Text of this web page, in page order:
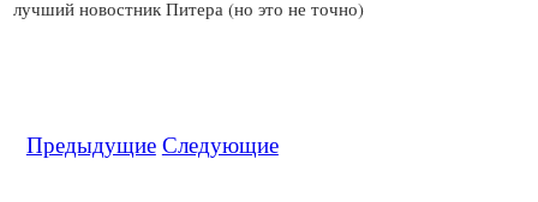
Предыдущие Следующие